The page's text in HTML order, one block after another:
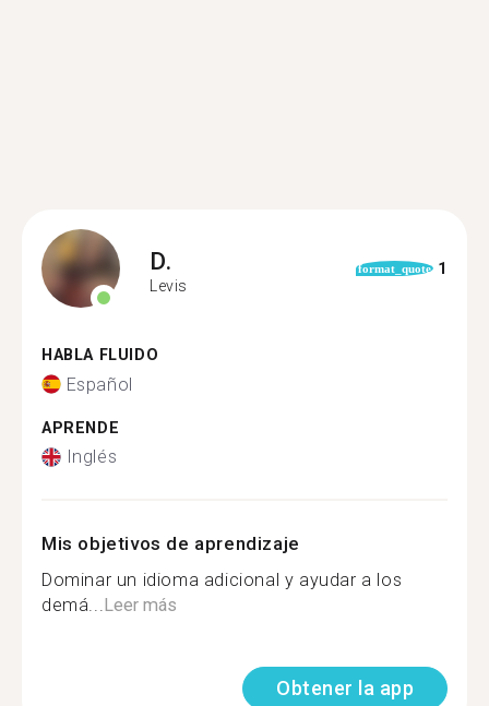
D.
Levis
format_quote 1
HABLA FLUIDO
Español
APRENDE
Inglés
Mis objetivos de aprendizaje
Dominar un idioma adicional y ayudar a los
demá...Leer más
Obtener la app